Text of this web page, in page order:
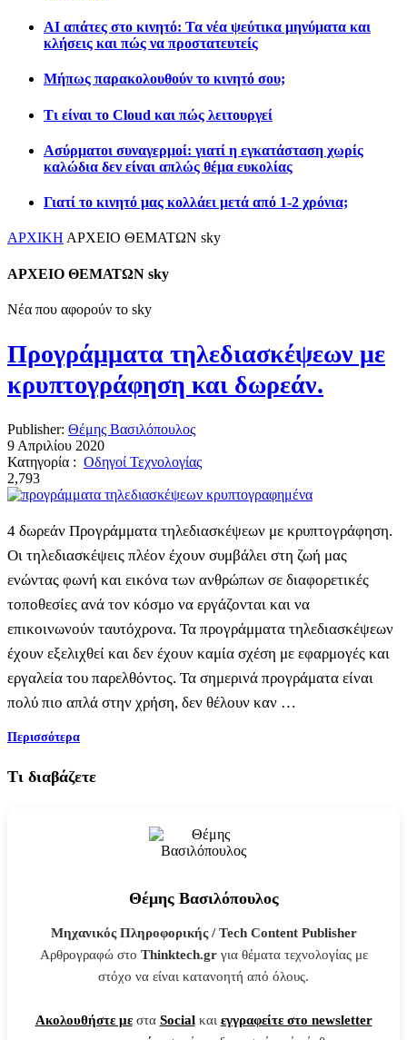
AI απάτες στο κινητό: Τα νέα ψεύτικα μηνύματα και
κλήσεις και πώς να προστατευτείς
Μήπως παρακολουθούν το κινητό σου;
Τι είναι το Cloud και πώς λειτουργεί
Ασύρματοι συναγερμοί: γιατί η εγκατάσταση χωρίς
καλώδια δεν είναι απλώς θέμα ευκολίας
Γιατί το κινητό μας κολλάει μετά από 1-2 χρόνια;
ΑΡΧΙΚΗ ΑΡΧΕΙΟ ΘΕΜΑΤΩΝ sky
ΑΡΧΕΙΟ ΘΕΜΑΤΩΝ sky
Νέα που αφορούν το sky
Προγράμματα τηλεδιασκέψεων με
κρυπτογράφηση και δωρεάν.
Publisher: Θέμης Βασιλόπουλος
9 Απριλίου 2020
Κατηγορία : Οδηγοί Τεχνολογίας
2,793
4 δωρεάν Προγράμματα τηλεδιασκέψεων με κρυπτογράφηση.
Οι τηλεδιασκέψεις πλέον έχουν συμβάλει στη ζωή μας
ενώντας φωνή και εικόνα των ανθρώπων σε διαφορετικές
τοποθεσίες ανά τον κόσμο να εργάζονται και να
επικοινωνούν ταυτόχρονα. Τα προγράμματα τηλεδιασκέψεων
έχουν εξελιχθεί και δεν έχουν καμία σχέση με εφαρμογές και
εργαλεία του παρελθόντος. Τα σημερινά προγράματα είναι
πολύ πιο απλά στην χρήση, δεν θέλουν καν …
Περισσότερα
Τι διαβάζετε
Θέμης Βασιλόπουλος
Μηχανικός Πληροφορικής / Tech Content Publisher
Αρθρογραφώ στο Thinktech.grγια θέματα τεχνολογίας με
στόχο να είναι κατανοητή από όλους.
Ακολουθήστε μεστα Socialκαι εγγραφείτε στο newsletter